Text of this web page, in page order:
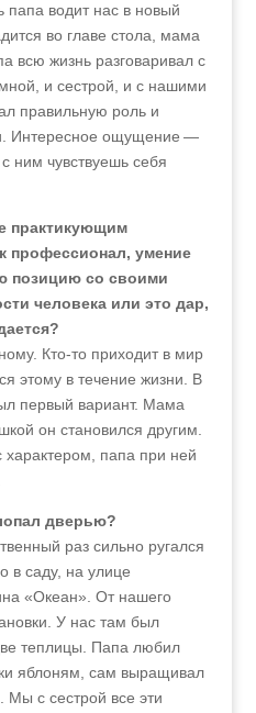
водит нас в новый
во главе стола, мама
всю жизнь разговаривал с
и сестрой, и с нашими
правильную роль и
Интересное ощущение —
ним чувствуешь себя
практикующим
профессионал, умение
позицию со своими
человека или это дар,
Кто-то приходит в мир
этому в течение жизни. В
первый вариант. Мама
он становился другим.
папа при ней
дверью?
раз сильно ругался
в саду, на улице
«Океан». От нашего
У нас там был
теплицы. Папа любил
яблоням, сам выращивал
с сестрой все эти